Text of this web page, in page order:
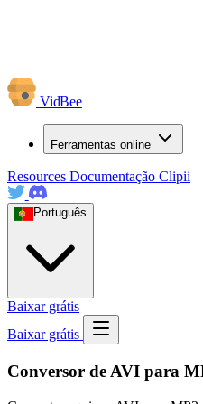
VidBee
Ferramentas online
Resources Documentação Clipii
Português
Baixar grátis
Baixar grátis
Conversor de AVI para